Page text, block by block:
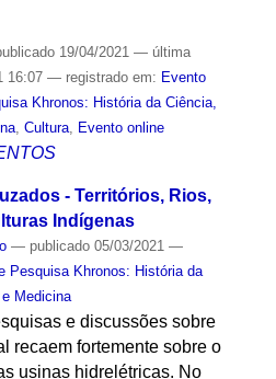
19/04/2021 — última
16:07 — registrado em: Evento
Khronos: História da Ciência,
, Cultura, Evento online
- Territórios, Rios,
Indígenas
— publicado05/03/2021 —
Pesquisa Khronos: História da
Medicina
e discussões sobre
recaem fortemente sobre o
usinas hidrelétricas. No